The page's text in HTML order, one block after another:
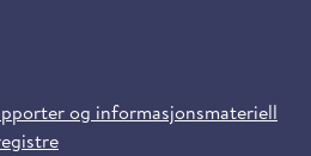
og informasjonsmateriell